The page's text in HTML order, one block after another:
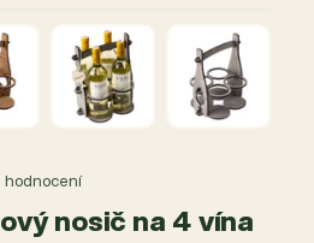
hodnocení
nosič na 4 vína